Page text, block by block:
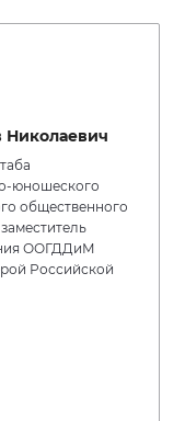
Николаевич
юношеского
общественного
ООГДДиМ
Российской